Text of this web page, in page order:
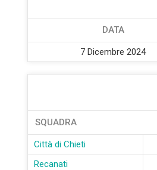
DATA
7 Dicembre 2024
SQUADRA
Città di Chieti
Recanati